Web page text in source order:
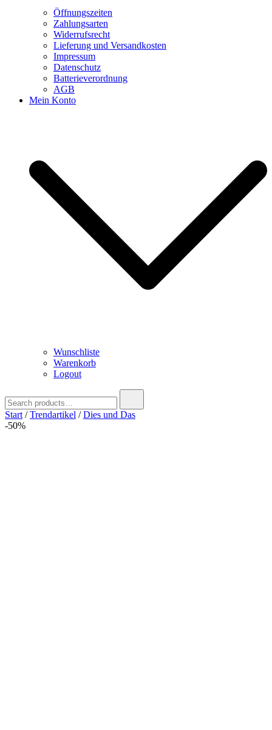
Öffnungszeiten
Zahlungsarten
Widerrufsrecht
Lieferung und Versandkosten
Impressum
Datenschutz
Batterieverordnung
AGB
Mein Konto
Wunschliste
Warenkorb
Logout
for:
Start /Trendartikel /Dies und Das
-50%